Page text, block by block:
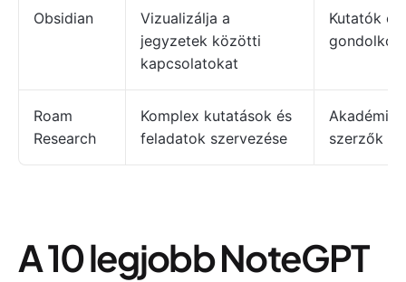
Obsidian
Vizualizálja a
jegyzetek közötti
kapcsolatokat
Kutatók
Roam
Research
Komplex kutatások és
feladatok szervezése
szerzők
A 10 legjobb NoteGPT